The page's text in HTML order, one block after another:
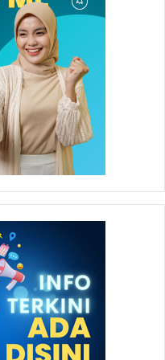
wawancara dan
karena terbentur
melakukan presentasi,
terbatas. Oleh karena itu
atau expo,” jelas
konvensi CIP 2017
berkumpul di satu
tanya jawab dengan
yang mereka usung.
LNG TV juga membuat
presentasi dari
membuat proses
dan menjangkau
maupun